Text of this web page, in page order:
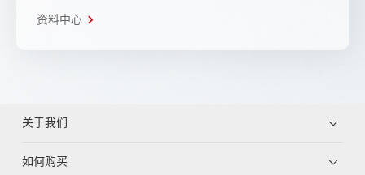
资料中心
关于我们
如何购买